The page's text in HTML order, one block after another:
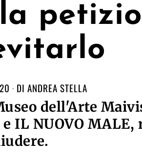
DI ANDREA STELLA
dell'Arte
IL NUOVO MALE,